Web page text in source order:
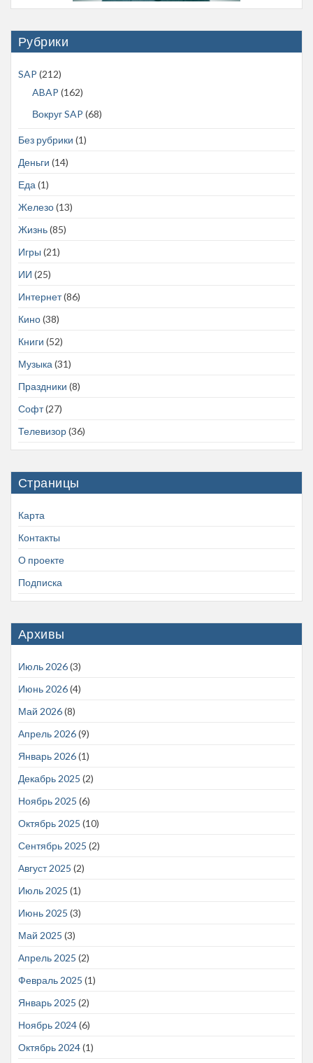
Рубрики
SAP (212)
ABAP (162)
Вокруг SAP (68)
Без рубрики (1)
Деньги (14)
Еда (1)
Железо(13)
Жизнь(85)
Игры (21)
ИИ (25)
Интернет(86)
Кино(38)
Книги (52)
Музыка (31)
Праздники (8)
Софт(27)
Телевизор(36)
Страницы
Карта
Контакты
О проекте
Подписка
Архивы
Июль 2026(3)
Июнь 2026(4)
Май 2026(8)
Апрель 2026(9)
Январь 2026(1)
Декабрь 2025 (2)
Ноябрь 2025 (6)
Октябрь 2025 (10)
Сентябрь 2025 (2)
Август 2025 (2)
Июль 2025 (1)
Июнь 2025 (3)
Май 2025 (3)
Апрель 2025 (2)
Февраль 2025 (1)
Январь 2025 (2)
Ноябрь 2024(6)
Октябрь 2024(1)